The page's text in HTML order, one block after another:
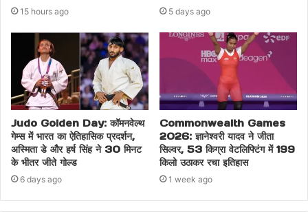
15 hours ago 5 days ago
Judo Golden Day: कॉमनवेल्थ
गेम्स में भारत का ऐतिहासिक प्रदर्शन,
अस्मिता डे और हर्ष सिंह ने 30 मिनट
के भीतर जीते गोल्ड
6 days ago
Commonwealth Games
2026: ज्ञानेश्वरी यादव ने जीता
सिल्वर, 53 किग्रा वेटलिफ्टिंग में 199
किलो उठाकर रचा इतिहास
1 week ago